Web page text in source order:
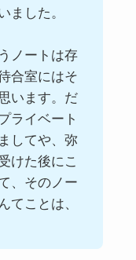
ました。
ノートは存
合室にはそ
います。だ
ライベート
してや、弥
けた後にこ
、そのノー
てことは、